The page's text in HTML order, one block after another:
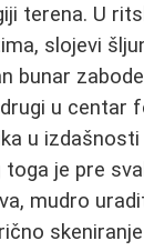
terena. U
slojevi
bunar
u centar
u
je pre
mudro